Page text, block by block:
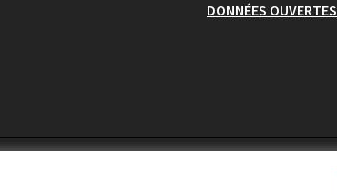
DONNÉES OUVERTES